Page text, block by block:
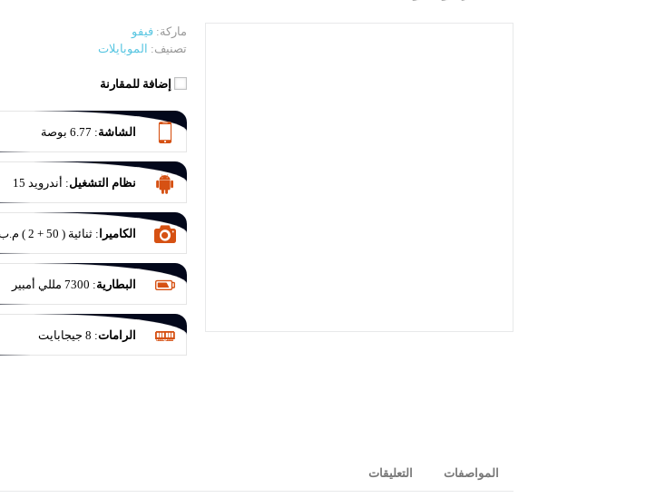
ماركة: فيفو
تصنيف: الموبايلات
إضافة للمقارنة
الشاشة: 6.77 بوصة
نظام التشغيل: أندرويد 15
الكاميرا :ثنائية ( 50 + 2 ) م.ب
البطارية: 7300 مللي أمبير
الرامات: 8 جيجابايت
المواصفات التعليقات